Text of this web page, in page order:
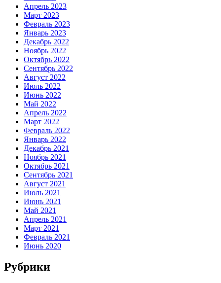
Апрель 2023
Март 2023
Февраль 2023
Январь 2023
Декабрь 2022
Ноябрь 2022
Октябрь 2022
Сентябрь 2022
Август 2022
Июль 2022
Июнь 2022
Май 2022
Апрель 2022
Март 2022
Февраль 2022
Январь 2022
Декабрь 2021
Ноябрь 2021
Октябрь 2021
Сентябрь 2021
Август 2021
Июль 2021
Июнь 2021
Май 2021
Апрель 2021
Март 2021
Февраль 2021
Июнь 2020
Рубрики